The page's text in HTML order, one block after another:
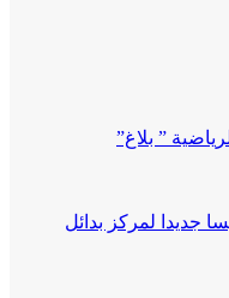
” بلاغ”
جديدا لمركز بدائل